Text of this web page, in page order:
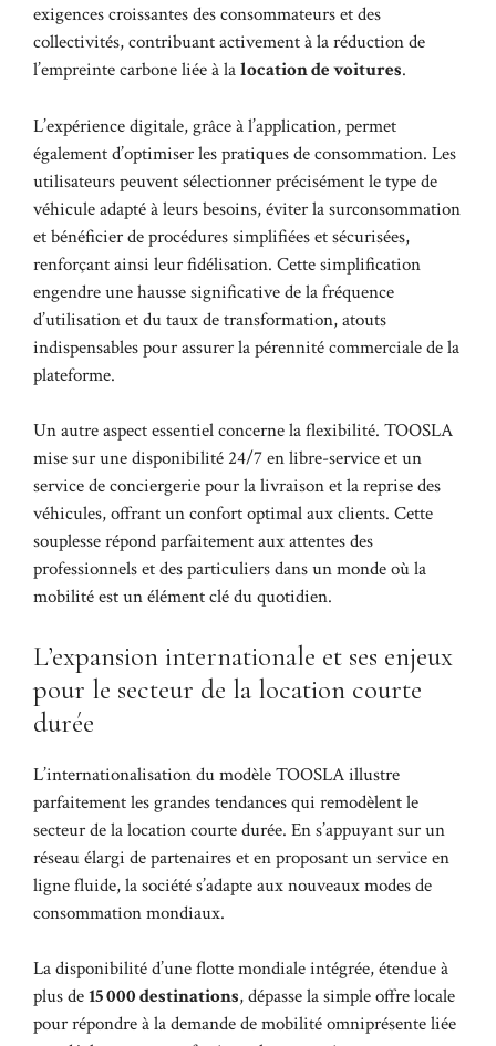
exigences croissantes des consommateurs et des
collectivités, contribuant activement à la réduction de
l’empreinte carbone liée à lalocation de voitures.
L’expérience digitale, grâce à l’application, permet
également d’optimiser les pratiques de consommation. Les
utilisateurs peuvent sélectionner précisément le type de
véhicule adapté à leurs besoins, éviter la surconsommation
et bénéficier de procédures simplifiées et sécurisées,
renforçant ainsi leur fidélisation. Cette simplification
engendre une hausse significative de la fréquence
d’utilisation et du taux de transformation, atouts
indispensables pour assurer la pérennité commerciale de la
plateforme.
Un autre aspect essentiel concerne la flexibilité. TOOSLA
mise sur une disponibilité 24/7 en libre-service et un
service de conciergerie pour la livraison et la reprise des
véhicules, offrant un confort optimal aux clients. Cette
souplesse répond parfaitement aux attentes des
professionnels et des particuliers dans un monde où la
mobilité est un élément clé du quotidien.
L’expansion internationale et ses enjeux
pour le secteur de la location courte
durée
L’internationalisation du modèle TOOSLA illustre
parfaitement les grandes tendances qui remodèlent le
secteur de la location courte durée. En s’appuyant sur un
réseau élargi de partenaires et en proposant un service en
ligne fluide, la société s’adapte aux nouveaux modes de
consommation mondiaux.
La disponibilité d’une flotte mondiale intégrée, étendue à
plus de15 000 destinations, dépasse la simple offre locale
pour répondre à la demande de mobilité omniprésente liée